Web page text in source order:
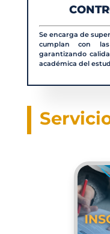
Se encarga de
cumplan con
garantizando
académica del